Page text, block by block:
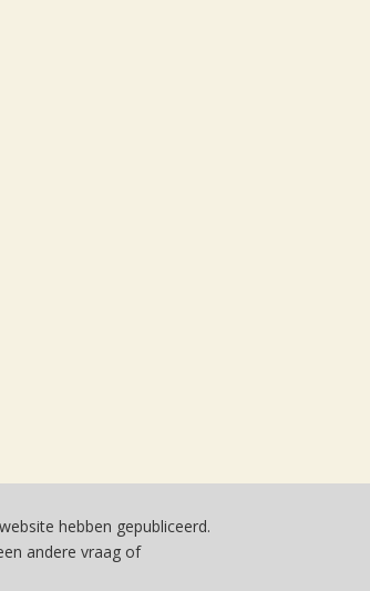
hebben gepubliceerd.
andere vraag of